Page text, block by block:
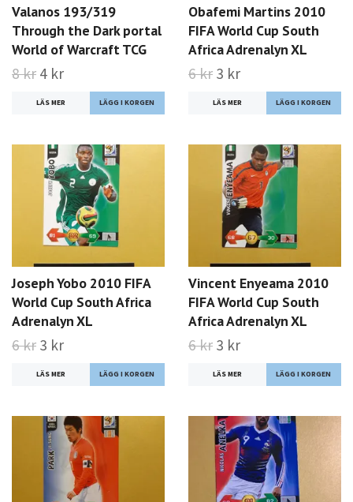
Valanos 193/319
Through the Dark portal
World of Warcraft TCG
8 kr 4 kr
LÄS MER
Obafemi Martins 2010
FIFA World Cup South
Africa Adrenalyn XL
6 kr 3 kr
LÄS MER
Joseph Yobo 2010 FIFA
World Cup South Africa
Adrenalyn XL
6 kr 3 kr
LÄS MER
Vincent Enyeama 2010
FIFA World Cup South
Africa Adrenalyn XL
6 kr 3 kr
LÄS MER